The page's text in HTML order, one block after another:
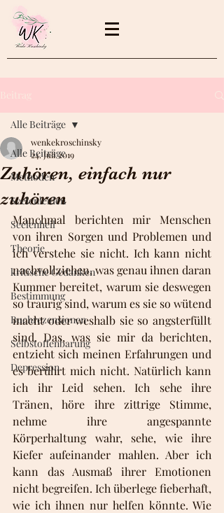
Beitrag
Alle Beiträge
Methoden
Seelenleiden
Seelenheil
Theorie
kritische Gedanken
Bestimmung
Buchrezensionen
Selbstoffenbarung
Depression
Alle Beiträge
Zuhören, einfach nur
zuhören
wenkekroschinsky
24. Juli 2019
Manchmal berichten mir Menschen
von ihren Sorgen und Problemen und
ich verstehe sie nicht. Ich kann nicht
nachvollziehen, was genau ihnen daran
Kummer bereitet, warum sie deswegen
so traurig sind, warum es sie so wütend
macht oder weshalb sie so angsterfüllt
sind. Das, was sie mir da berichten,
entzieht sich meinen Erfahrungen und
es berührt mich nicht. Natürlich kann
ich ihr Leid sehen. Ich sehe ihre
Tränen, höre ihre zittrige Stimme,
nehme ihre angespannte
Körperhaltung wahr, sehe, wie ihre
Kiefer aufeinander mahlen. Aber ich
kann das Ausmaß ihrer Emotionen
nicht begreifen. Ich überlege fieberhaft,
wie ich ihnen nur helfen könnte. Wie